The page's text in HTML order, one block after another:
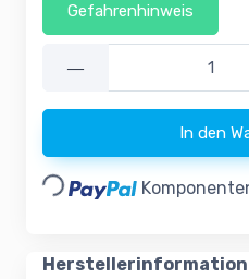
Gefahrenhinweis
—
In den
Loading...